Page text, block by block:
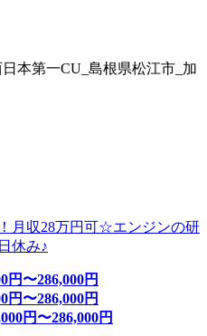
本第一CU_島根県松江市_加
月収28万円可☆エンジンの研
休み♪
円〜286,000円
円〜286,000円
円〜286,000円